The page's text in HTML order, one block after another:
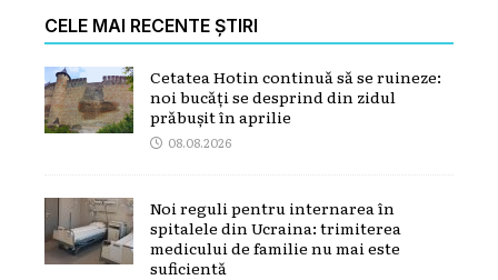
CELE MAI RECENTE ȘTIRI
Cetatea Hotin continuă să se ruineze:
noi bucăți se desprind din zidul
prăbușit în aprilie
08.08.2026
Noi reguli pentru internarea în
spitalele din Ucraina: trimiterea
medicului de familie nu mai este
suficientă